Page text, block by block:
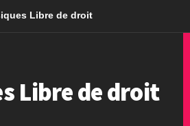
Libre de droit
Libre de droit